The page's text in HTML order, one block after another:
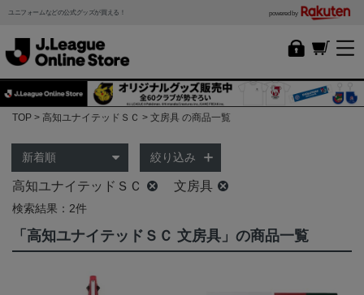
ユニフォームなどの公式グッズが買える！ powered by
TOP 高知ユナイテッドＳＣ 文房具 の商品一覧
絞り込み
高知ユナイテッドＳＣ 文房具
検索結果：2件
「高知ユナイテッドＳＣ 文房具」の商品一覧